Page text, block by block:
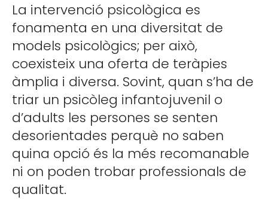
La intervenció psicològica es
fonamenta en una diversitat de
models psicològics; per això,
coexisteix una oferta de teràpies
àmplia i diversa. Sovint, quan s’ha de
triar un psicòleg infantojuvenil o
d’adults les persones se senten
desorientades perquè no saben
quina opció és la més recomanable
ni on poden trobar professionals de
qualitat.